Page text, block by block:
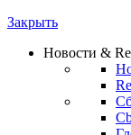
Закрыть
Новости &